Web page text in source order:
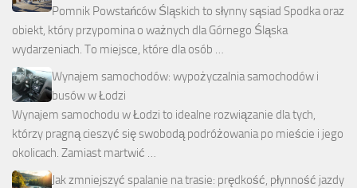
Pomnik Powstańców Śląskich to słynny sąsiad Spodka oraz
obiekt, który przypomina o ważnych dla Górnego Śląska
wydarzeniach. To miejsce, które dla osób …
Wynajem samochodów: wypożyczalnia samochodów i
busów w Łodzi
Wynajem samochodu w Łodzi to idealne rozwiązanie dla tych,
którzy pragną cieszyć się swobodą podróżowania po mieście i jego
okolicach. Zamiast martwić …
Jak zmniejszyć spalanie na trasie: prędkość, płynność jazdy